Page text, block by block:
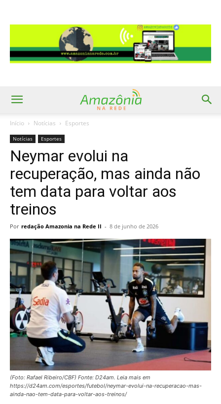
Início Notícias Esportes
Notícias Esportes
Neymar evolui na
recuperação, mas ainda não
tem data para voltar aos
treinos
Por redação Amazonia na Rede II - 8 de junho de 2026
(Foto: Rafael Ribeiro/CBF) Fonte: D24am. Leia mais em
https://d24am.com/esportes/futebol/neymar-evolui-na-recuperacao-mas-
ainda-nao-tem-data-para-voltar-aos-treinos/